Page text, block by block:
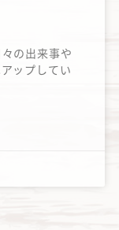
の出来事や
ップしてい